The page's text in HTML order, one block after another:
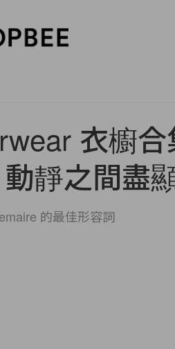
衣櫥
靜之間盡
的最佳形容詞